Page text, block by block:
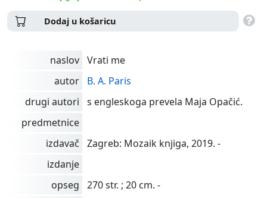
Dodaj u košaricu
naslov Vrati me
autor
B. A. Paris
drugi autori
s engleskoga prevela Maja Opačić.
predmetnice
izdavač
Zagreb: Mozaik knjiga, 2019. -
izdanje
opseg
270 str. ; 20 cm. -